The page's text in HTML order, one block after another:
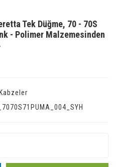
Tek Düğme, 70 - 70S
- Polimer Malzemesinden